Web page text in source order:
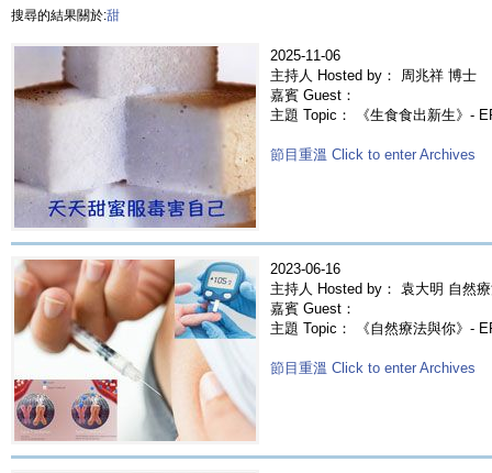
搜尋的結果關於:甜
2025-11-06
主持人 Hosted by： 周兆祥 博士
嘉賓 Guest：
主題 Topic： 《生食食出新生》-
節目重溫 Click to enter Archives
2023-06-16
主持人 Hosted by： 袁大明 自然
嘉賓 Guest：
主題 Topic： 《自然療法與你》-
節目重溫 Click to enter Archives